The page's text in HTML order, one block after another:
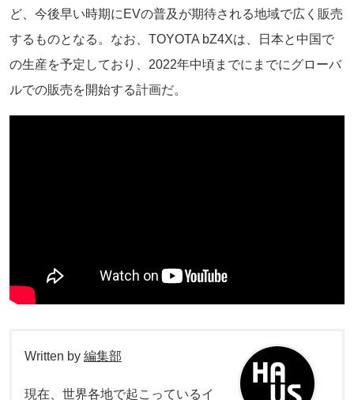
ど、今後早い時期にEVの普及が期待される地域で広く販売
するものとなる。なお、TOYOTA bZ4Xは、日本と中国で
の生産を予定しており、2022年中頃までにまでにグローバ
ルでの販売を開始する計画だ。
Written by 編集部
現在、世界各地で起こっているイ